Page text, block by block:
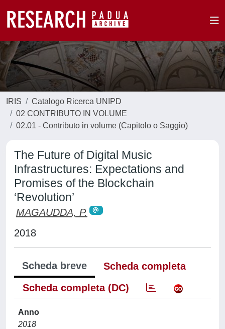
IRIS
Catalogo Ricerca UNIPD
02 CONTRIBUTO IN VOLUME
02.01 - Contributo in volume (Capitolo o Saggio)
The Future of Digital Music
Infrastructures: Expectations and
Promises of the Blockchain
‘Revolution’
MAGAUDDA, P.
2018
Scheda breve
Scheda completa
Scheda completa (DC)
Anno
2018